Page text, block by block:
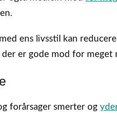
ens livsstil kan
er gode mod for meget
forårsager smerter og